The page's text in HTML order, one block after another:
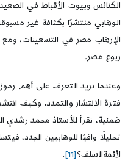
الكنائس وبيوت الأقباط في
الوهابي منتشرًا بكثافة غير
الإرهاب مصر في التسعينات،
ربوع مصر.
وعندما نريد التعرف على أهم
فترة الانتشار والتمدد، وكيف
ضمنية، نقرأ للأستاذ محمد رشدي
تحليلًا وافيًا للوهابيين الجدد،
لأئمةالسلف؟[11]
.